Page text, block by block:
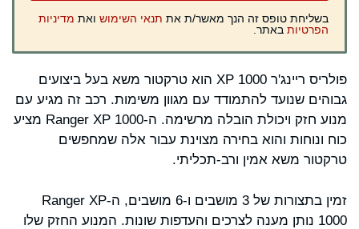
בשליחת טופס זה הנך מאשר/ת את תנאי השימוש ואת מדיניות
הפרטיות באתר.
פולריס ריינג'ר XP 1000 הוא טרקטור משא בעל ביצועים
גבוהים שנועד להתמודד עם מגוון משימות. רכב זה מגיע עם
מנוע חזק ויכולת הובלה מרשימה. ה-Ranger XP 1000 מציע
כוח ונוחות והוא בחירה מצוינת עבור אלה שמחפשים
טרקטור משא אמין ורב-תכליתי.
זמין בתצורות של 3 מושבים ו-6 מושבים, ה-Ranger XP
1000 נותן מענה לצרכים והעדפות שונות. המנוע החזק שלו